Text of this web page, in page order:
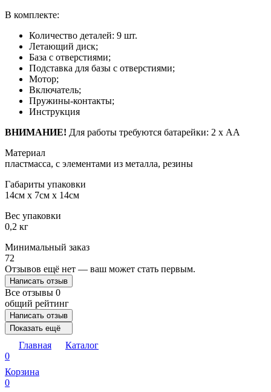
В комплекте:
Количество деталей: 9 шт.
Летающий диск;
База с отверстиями;
Подставка для базы с отверстиями;
Мотор;
Включатель;
Пружины-контакты;
Инструкция
ВНИМАНИЕ! Для работы требуются батарейки: 2 х АА
Материал
пластмасса, с элементами из металла, резины
Габариты упаковки
14см x 7см x 14см
Вес упаковки
0,2 кг
Минимальный заказ
72
Отзывов ещё нет — ваш может стать первым.
Написать отзыв
Все отзывы 0
общий рейтинг
Написать отзыв
Показать ещё
Главная
Каталог
0
Корзина
0